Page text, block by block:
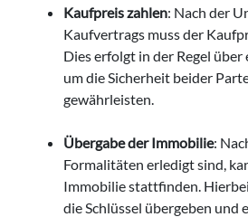
Kaufpreis zahlen: Nach der
Kaufvertrags muss der
Dies erfolgt in der Regel
um die Sicherheit beider
gewährleisten.
Übergabe der Immobilie:
Formalitäten erledigt sind,
Immobilie stattfinden.
die Schlüssel übergeben und